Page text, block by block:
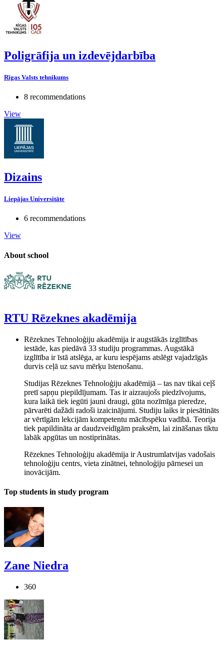
Poligrāfija un izdevējdarbība
Rīgas Valsts tehnikums
8 recommendations
View
Dizains
Liepājas Universitāte
6 recommendations
View
About school
RTU Rēzeknes akadēmija
Rēzeknes Tehnoloģiju akadēmija ir augstākās izglītības
iestāde, kas piedāvā 33 studiju programmas. Augstākā
izglītība ir īstā atslēga, ar kuru iespējams atslēgt vajadzīgās
durvis ceļā uz savu mērķu īstenošanu.
Studijas Rēzeknes Tehnoloģiju akadēmijā – tas nav tikai ceļš
pretī sapņu piepildījumam. Tas ir aizraujošs piedzīvojums,
kura laikā tiek iegūti jauni draugi, gūta nozīmīga pieredze,
pārvarēti dažādi radoši izaicinājumi. Studiju laiks ir piesātināts
ar vērtīgām lekcijām kompetentu mācībspēku vadībā. Teorija
tiek papildināta ar daudzveidīgām praksēm, lai zināšanas tiktu
labāk apgūtas un nostiprinātas.
Rēzeknes Tehnoloģiju akadēmija ir Austrumlatvijas vadošais
tehnoloģiju centrs, vieta zinātnei, tehnoloģiju pārnesei un
inovācijām.
Top students in study program
Zane Niedra
360